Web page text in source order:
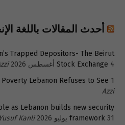
أحدث المقالات باللغة
Trapped Depositors- The Beirut
Stock Exchange 4 أغسطس 2026
Poverty Lebanon Refuses to See 1 أغسطس 2026
Azzi
as Lebanon builds new security
framework 31 يوليو 2026
Yusuf Kanli